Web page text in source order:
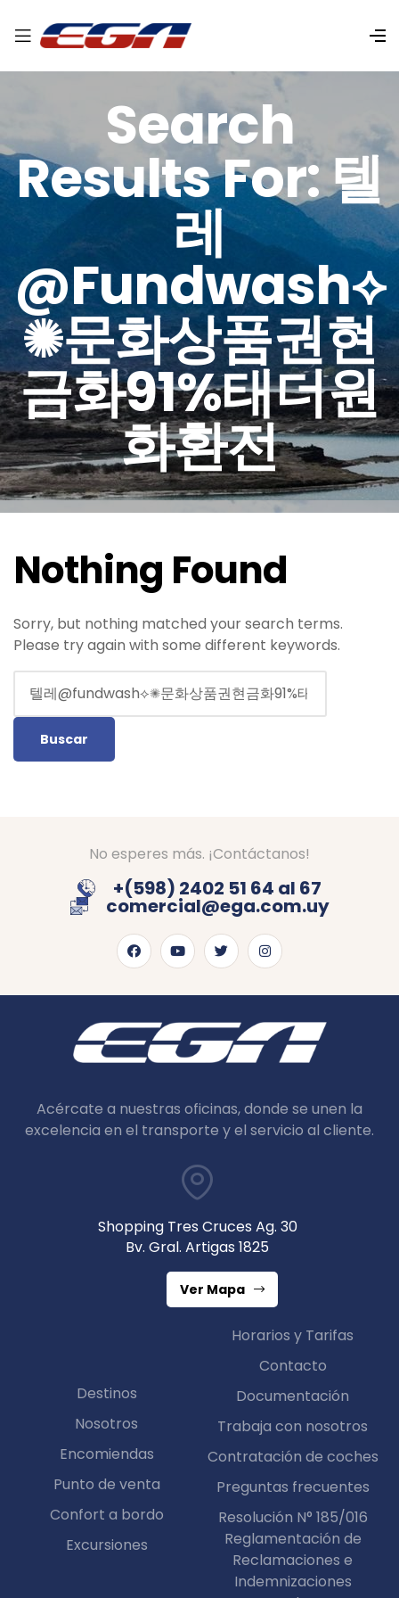
Search
Results For: 텔
레
@fundwash⟡
✺문화상품권현
금화91%태더원
화환전
Nothing Found
Sorry, but nothing matched your search terms.
Please try again with some different keywords.
No esperes más. ¡Contáctanos!
+(598) 2402 51 64 al 67
comercial@ega.com.uy
Acércate a nuestras oficinas, donde se unen la
excelencia en el transporte y el servicio al cliente.
Shopping Tres Cruces Ag. 30
Bv. Gral. Artigas 1825
Ver Mapa
Destinos
Nosotros
Encomiendas
Punto de venta
Confort a bordo
Excursiones
Horarios y Tarifas
Contacto
Documentación
Trabaja con nosotros
Contratación de coches
Preguntas frecuentes
Resolución N° 185/016
Reglamentación de
Reclamaciones e
Indemnizaciones